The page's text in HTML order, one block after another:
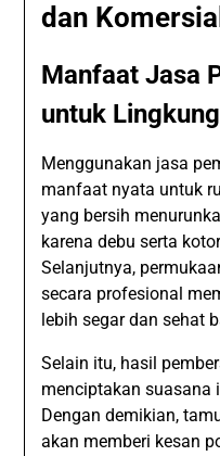
dan Komersial
Manfaat Jasa
untuk
Menggunakan jasa
manfaat nyata untuk
yang bersih
karena debu serta
Selanjutnya,
secara profesional
lebih segar dan sehat
Selain itu, hasil
menciptakan suasana
Dengan demikian,
akan memberi kesan